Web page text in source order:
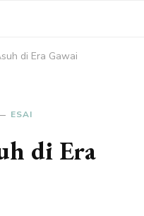
di Era Gawai
ESAI
di Era